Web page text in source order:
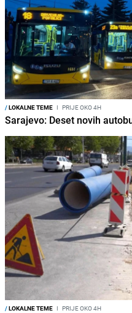
/LOKALNE TEME I PRIJE OKO 4H
Sarajevo: Deset novih
/LOKALNE TEME I PRIJE OKO 4H